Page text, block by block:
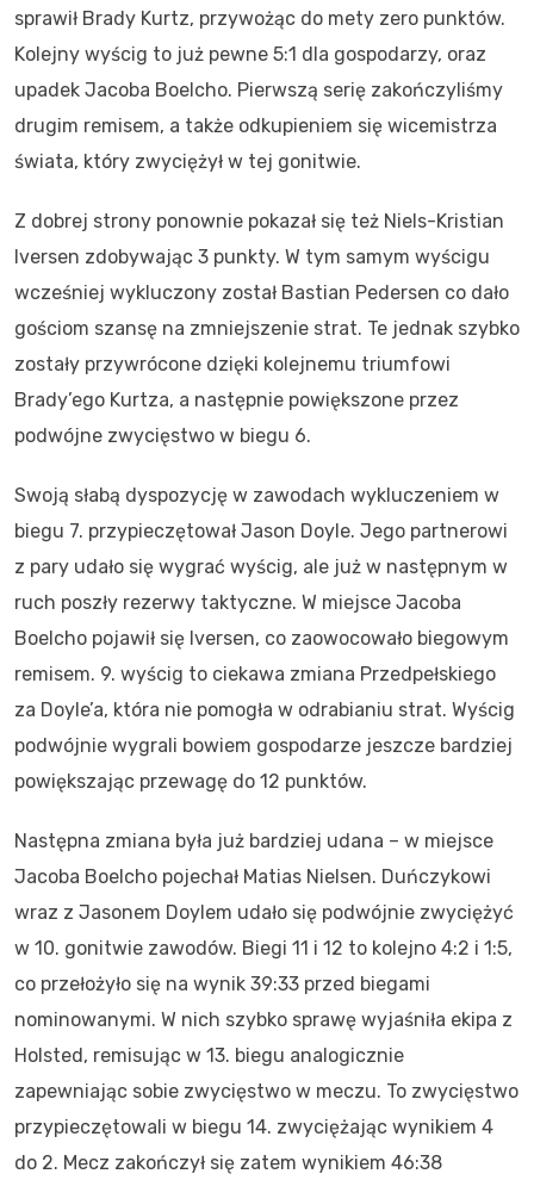
sprawił Brady Kurtz, przywożąc do mety zero punktów.
Kolejny wyścig to już pewne 5:1 dla gospodarzy, oraz
upadek Jacoba Boelcho. Pierwszą serię zakończyliśmy
drugim remisem, a także odkupieniem się wicemistrza
świata, który zwyciężył w tej gonitwie.
Z dobrej strony ponownie pokazał się też Niels-Kristian
Iversen zdobywając 3 punkty. W tym samym wyścigu
wcześniej wykluczony został Bastian Pedersen co dało
gościom szansę na zmniejszenie strat. Te jednak szybko
zostały przywrócone dzięki kolejnemu triumfowi
Brady’ego Kurtza, a następnie powiększone przez
podwójne zwycięstwo w biegu 6.
Swoją słabą dyspozycję w zawodach wykluczeniem w
biegu 7. przypieczętował Jason Doyle. Jego partnerowi
z pary udało się wygrać wyścig, ale już w następnym w
ruch poszły rezerwy taktyczne. W miejsce Jacoba
Boelcho pojawił się Iversen, co zaowocowało biegowym
remisem. 9. wyścig to ciekawa zmiana Przedpełskiego
za Doyle’a, która nie pomogła w odrabianiu strat. Wyścig
podwójnie wygrali bowiem gospodarze jeszcze bardziej
powiększając przewagę do 12 punktów.
Następna zmiana była już bardziej udana – w miejsce
Jacoba Boelcho pojechał Matias Nielsen. Duńczykowi
wraz z Jasonem Doylem udało się podwójnie zwyciężyć
w 10. gonitwie zawodów. Biegi 11 i 12 to kolejno 4:2 i 1:5,
co przełożyło się na wynik 39:33 przed biegami
nominowanymi. W nich szybko sprawę wyjaśniła ekipa z
Holsted, remisując w 13. biegu analogicznie
zapewniając sobie zwycięstwo w meczu. To zwycięstwo
przypieczętowali w biegu 14. zwyciężając wynikiem 4
do 2. Mecz zakończył się zatem wynikiem 46:38